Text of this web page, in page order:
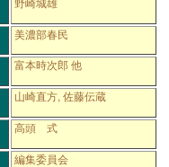
美濃部春民
富本時次郎 他
山崎直方, 佐藤伝蔵
高頭 式
編集委員会